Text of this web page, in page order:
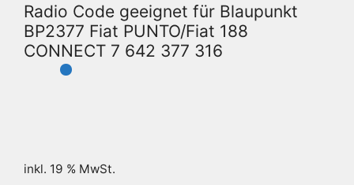
Radio Code geeignet für Blaupunkt
BP2377 Fiat PUNTO/Fiat 188
CONNECT 7 642 377 316
inkl. 19 % MwSt.